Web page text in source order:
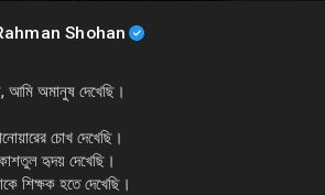
Shohan
অমানুষ দেখেছি।
চোখ দেখেছি।
হৃদয় দেখেছি।
শিক্ষক হতে দেখেছি।